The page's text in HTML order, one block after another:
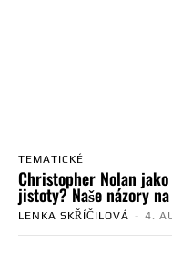
TEMATICKÉ
Christopher Nolan
jistoty? Naše názory
LENKA SKŘÍČILOVÁ - 4.